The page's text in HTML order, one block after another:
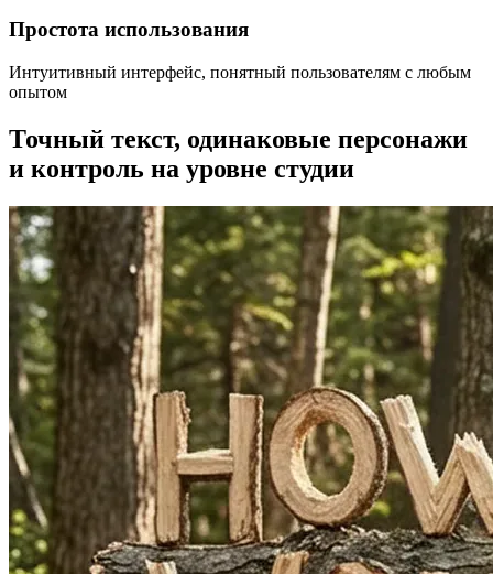
Простота использования
Интуитивный интерфейс, понятный пользователям с любым
опытом
Точный текст, одинаковые персонажи
и контроль на уровне студии